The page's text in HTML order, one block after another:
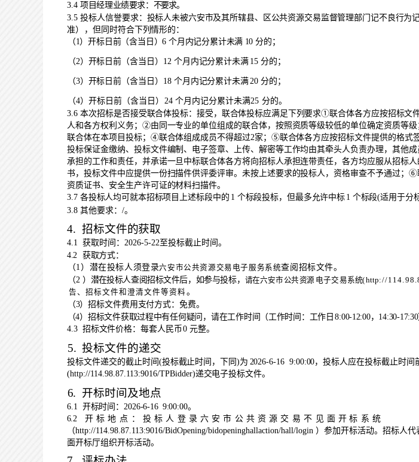
3.4 项目经理业绩要求： 不要求。
3.5投标人信誉要求： 投标人未被六安市及其所辖县、区公共资源交易监督管理部门记不良行为
准），但同时符合下列情形的：
（1）开标日前（含当日）6 个月内记分累计未满 10 分的；
（2）开标日前（含当日） 12 个月内记分累计未满 15 分的；
（3）开标日前（含当日） 18 个月内记分累计未满20 分的；
（4）开标日前（含当日） 24 个月内记分累计未满25 分的。
3.6本次招标是否接受联合体投标：接受，联合体投标应满足下列要求①联合体各方应按招标文
人和各方权利义务；②由同一专业的单位组成的联合体，按照资质等级较低的单位确定资质等
联合体在本项目投标；④联合体组成成员不得超过2家； ⑤联合体各方应按招标文件提供的格式
投标保证金缴纳、投标文件编制、电子签章、上传、解密等工作均由其牵头人负责办理，其他
承担的工作和责任，并承诺一旦中标联合体各方将向招标人承担连带责任，各方均应服从招标
书，投标文件中应提供一份扫描件供评委评审。未按上述要求的投标人，资格审查不予通过；⑥
资质证书、安全生产许可证的材料扫描件。
3.7 各投标人均可就本招标项目上述标段中的 1 个标段投标，但最多允许中标 1 个标段(适用于分
3.8其他要求： /。
4. 招标文件的获取
4.1 获取时间： 2026-5-22至投标截止时间。
4.2
获取方式：
（1 ）潜在投标人须登录六安市公共资源交易电子服务系统查阅招标文件。
（2 ） 潜在投标人查阅招标文件后， 如参与投标， 请在六安市 公共资源 电子交易系统(http://
告、招标文件和澄清文件等资料。
（3）招标文件费用支付方式：免费。
（4）招标文件获取过程中有任何疑问，请在工作时间（工作时间：工作日 8:00-12:00， 14:30-17:30
4.3 招标文件价格：每套人民币 0 元整。
5.投标文件的递交
投标文件递交的截止时间(投标截止时间，下同)为 2026-6-16 9:00:00，投标人应在投标截止时间
(http://114.98.87.113:9016/TPBidder)递交电子投标文件。
6. 开标时间及地点
6.1 开标时间：2026-6-16 9:00:00。
6.2开 标 地 点 ： 投 标 人 登 录 六 安 市 公 共 资 源 交 易 不 见 面 开 标 系 统
（http://114.98.87.113:9016/BidOpening/bidopeninghallaction/hall/login ）参加开标活动。招标人代
面开标厅组织开标活动。